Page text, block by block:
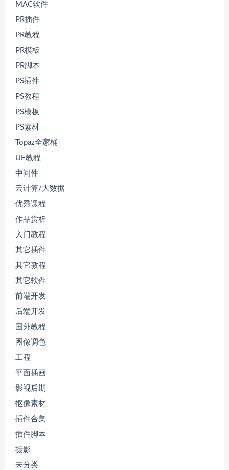
MAC软件
PR插件
PR教程
PR模板
PR脚本
PS插件
PS教程
PS模板
PS素材
Topaz全家桶
UE教程
中间件
云计算/大数据
优秀课程
作品赏析
入门教程
其它插件
其它教程
其它软件
前端开发
后端开发
国外教程
图像调色
工程
平面插画
影视后期
抠像素材
插件合集
插件脚本
摄影
未分类